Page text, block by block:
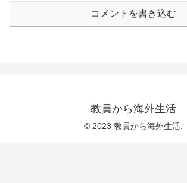
コメントを書き込む
教員から海外生活
© 2023 教員から海外生活.